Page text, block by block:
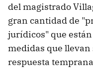
del magistrado
gran cantidad de
jurídicos" que
medidas que llevan
respuesta